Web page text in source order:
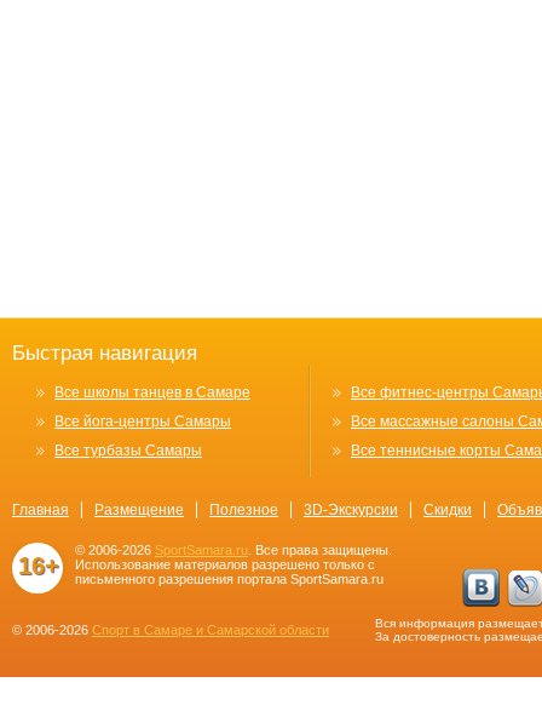
Быстрая навигация
Все школы танцев в Самаре
Все йога-центры Самары
Все турбазы Самары
Все фитнес-центры
Все массажные салоны
Все теннисные корты
Главная Размещение Полезное 3D-Экскурсии Скидки
16+
© 2006-2026 SportSamara.ru . Все права защищены.
Использование материалов разрешено только с
письменного разрешения портала SportSamara.ru
© 2006-2026 Спорт в Самаре и Самарской области
Вся информация
За достоверность